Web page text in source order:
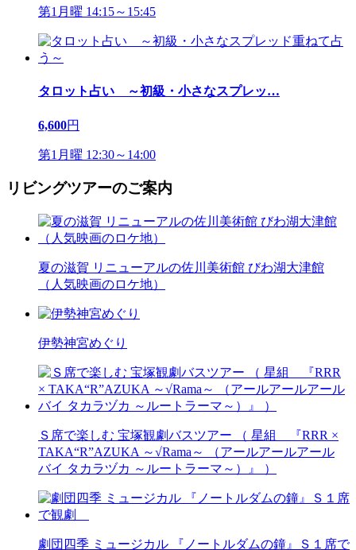
第1月曜 14:15～15:45
タロット占い ～初級・小さなスプレッ…
6,600円
第1月曜 12:30～14:00
リビングツアーのご案内
夏の滋賀 リニューアルの佐川美術館 びわ湖大津館
（人気映画のロケ地）
伊勢神宮めぐり
Ｓ席で楽しむ 宝塚観劇バスツアー （ 星組 『RRR ×
TAKA“R”AZUKA ～√Rama～ （アールアールアール
バイ タカラヅカ ～ルートラーマ～）』 ）
劇団四季 ミュージカル 『ノートルダムの鐘』Ｓ１席で